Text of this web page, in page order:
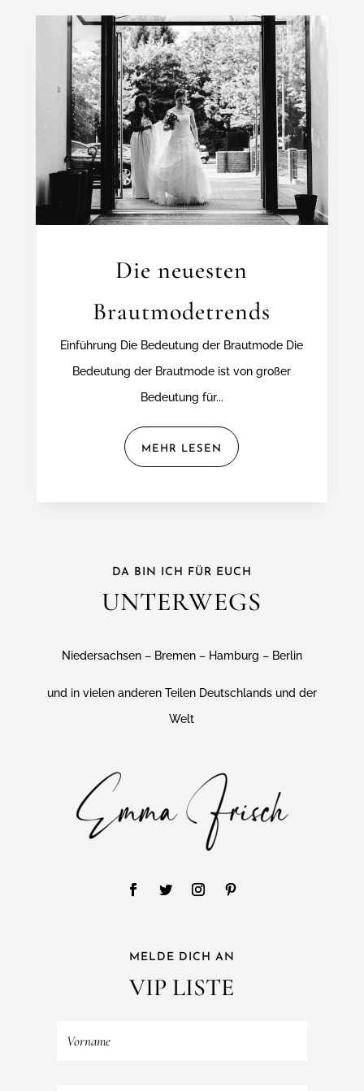
Die neuesten
Brautmodetrends
Einführung Die Bedeutung der Brautmode Die
Bedeutung der Brautmode ist von großer
Bedeutung für...
MEHR LESEN
DA BIN ICH FÜR EUCH
UNTERWEGS
Niedersachsen – Bremen – Hamburg – Berlin
und in vielen anderen Teilen Deutschlands und der
Welt
MELDE DICH AN
VIP LISTE